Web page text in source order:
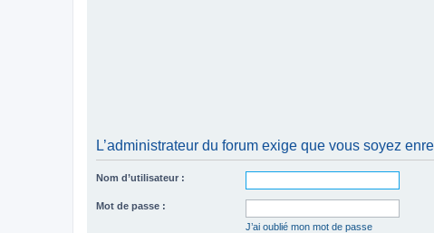
L’administrateur du forum exige que vous soyez
Nom d’utilisateur :
Mot de passe :
J’ai oublié mon mot de passe